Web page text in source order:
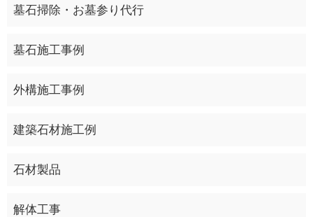
墓石掃除・お墓参り代行
墓石施工事例
外構施工事例
建築石材施工例
石材製品
解体工事